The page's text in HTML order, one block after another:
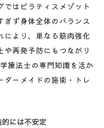
グと整体併用の効果
身体の不調に挑戦
ナルトレで不調改善
入の整体トレーニン
ではピラティスメゾット
ぎず身体全体のバランス
により、単なる筋肉強化
再発予防にもつながり
療法士の専門知識を活か
ダーメイドの施術・トレ